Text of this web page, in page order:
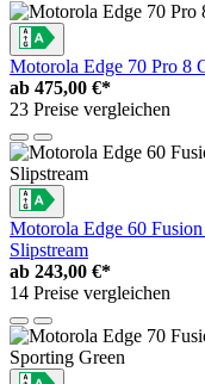
Motorola Edge 70 Pro
ab 475,00 €*
23 Preise vergleichen
Motorola Edge 60
Slipstream
ab 243,00 €*
14 Preise vergleichen